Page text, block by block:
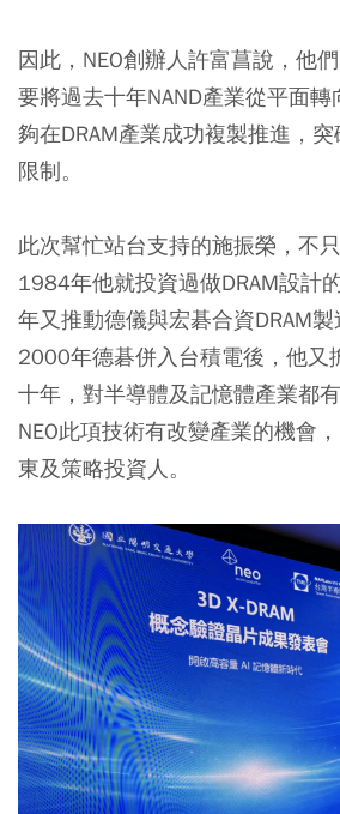
因此，NEO創辦人許富菖說，他
要將過去十年NAND產業從平面
夠在DRAM產業成功複製推進，
限制。
此次幫忙站台支持的施振榮，不
1984年他就投資過做DRAM設計
年又推動德儀與宏碁合資DRAM製
2000年德碁併入台積電後，他又
十年，對半導體及記憶體產業都
NEO此項技術有改變產業的機會
東及策略投資人。